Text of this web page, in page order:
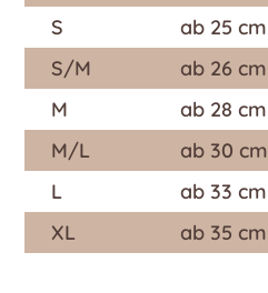
S
ab 25 cm
S/M
ab 26 cm
M
ab 28 cm
M/L
ab 30 cm
L
ab 33 cm
XL
ab 35 cm